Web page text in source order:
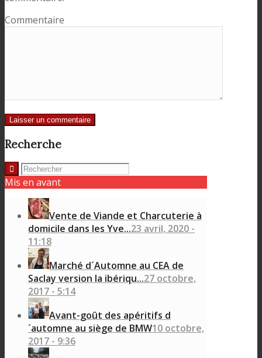
Commentaire
Recherche
Mis en avant
Vente de Viande et Charcuterie à
domicile dans les Yve...23 avril, 2020 -
11:18
Marché d´Automne au CEA de
Saclay version la ibériqu...27 octobre,
2017 - 5:14
Avant-goût des apéritifs d
´automne au siège de BMW10 octobre,
2017 - 9:36